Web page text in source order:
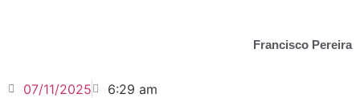
Francisco Pereira
07/11/2025 6:29 am